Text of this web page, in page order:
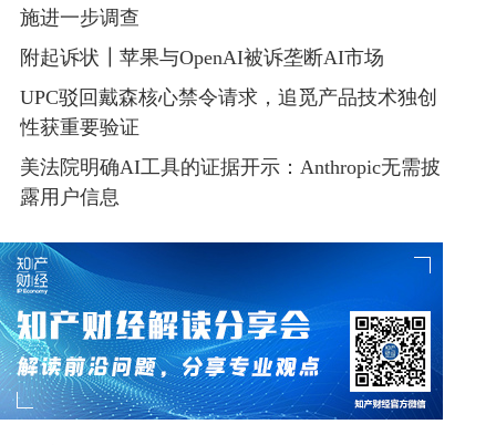
施进一步调查
附起诉状┃苹果与OpenAI被诉垄断AI市场
UPC驳回戴森核心禁令请求，追觅产品技术独创
性获重要验证
美法院明确AI工具的证据开示：Anthropic无需披
露用户信息